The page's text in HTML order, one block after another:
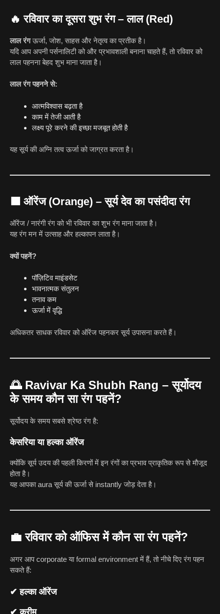
🔥रविवार का दूसरा शुभ रंग – लाल (Red)
लाल रंगऊर्जा, जोश, साहस और नेतृत्व का प्रतीक है।
यदि आप अपनी पर्सनालिटी को और प्रभावशाली बनाना चाहते हैं, तो रविवार को
लाल पहनना बेहद शुभ माना जाता है।
लाल रंग पहनने से:
आत्मविश्वास बढ़ता है
काम में तेजी आती है
लक्ष्य पूरे करने की इच्छा मजबूत होती है
यह सूर्य की अग्नि तत्व ऊर्जा को जाग्रत करता है।
ऑरेंज (Orange) – सूर्य देव का पसंदीदा रंग
ऑरेंज / नारंगी रंग को भी रविवार का शुभ रंग माना जाता है।
यह रंग मन में उत्साह और हल्कापन लाता है।
क्यों पहनें?
पॉज़िटिव माइंडसेट
भावनात्मक संतुलन
तनाव कम
ऊर्जा में वृद्धि
अधिकतर साधक रविवार को ऑरेंज पहनकर सूर्य उपासना करते हैं।
🌅 Ravivar Ka Shubh Rang – सूर्योदय
के समय कौन सा रंग पहनें?
सूर्योदय के समय सबसे श्रेष्ठ रंग है:
केसरिया या हल्का ऑरेंज
क्योंकि सूर्य उदय की पहली किरणों में इन रंगों का प्रभाव प्राकृतिक रूप से मौजूद
होता है।
यह आपका aura सूर्य की ऊर्जा से instantly जोड़ देता है।
💼रविवार को ऑफिस में कौन सा रंग पहनें?
अगर आप corporate या formal environment में हैं, तो नीचे दिए रंग पहन
सकते हैं:
✔ हल्का ऑरेंज
✔ क्रीम